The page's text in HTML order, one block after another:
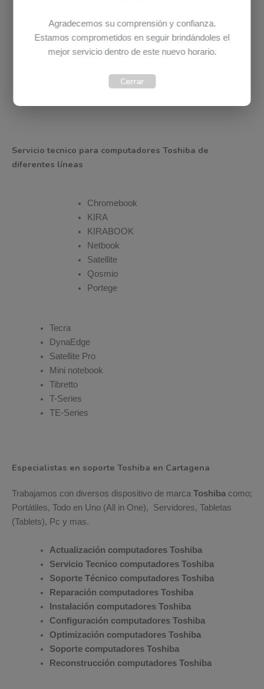
infraestructura para revisar, diagnosticar y/o reparar
cualquier dispositivoToshiba
CONTACTA A UN ASESOR DE SERVICIO PARA MAS
Servicio tecnico para computadores Toshiba de
diferentes líneas
Chromebook
KIRA
KIRABOOK
Netbook
Satellite
Qosmio
Portege
Tecra
DynaEdge
Satellite Pro
Mini notebook
Tibretto
T-Series
TE-Series
Especialistas en soporte Toshiba en Cartagena
Trabajamos con diversos dispositivo de marca Toshiba como;
Portátiles, Todo en Uno (All in One), Servidores, Tabletas
(Tablets), Pc y mas.
Actualización computadores Toshiba
Servicio Tecnico computadores Toshiba
Soporte Técnico computadores Toshiba
Reparación computadores Toshiba
Instalación computadores Toshiba
Configuración computadores Toshiba
Optimización computadores Toshiba
Soporte computadores Toshiba
Reconstrucción computadores Toshiba
Agradecemos su comprensión y confianza.
Estamos comprometidos en seguir brindándoles el
mejor servicio dentro de este nuevo horario.
Cerrar